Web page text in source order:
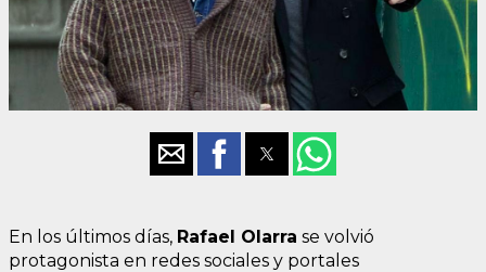
En los últimos días, Rafael Olarra se volvió
protagonista en redes sociales y portales